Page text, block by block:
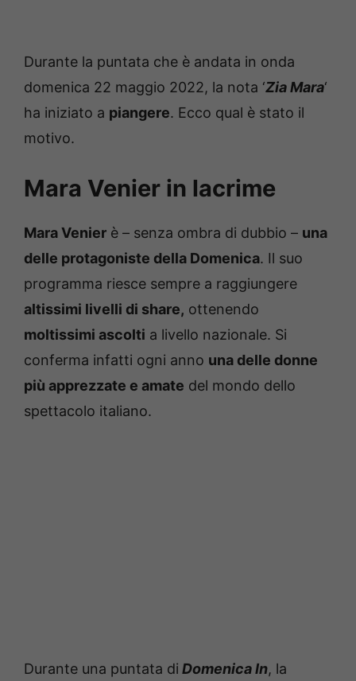
Durante la puntata che è andata in onda
domenica 22 maggio 2022, la nota ‘Zia Mara‘
ha iniziato a piangere. Ecco qual è stato il
motivo.
Mara Venier in lacrime
Mara Venier è – senza ombra di dubbio – una
delle protagoniste della Domenica. Il suo
programma riesce sempre a raggiungere
altissimi livelli di share, ottenendo
moltissimi ascolti a livello nazionale. Si
conferma infatti ogni anno una delle donne
più apprezzate e amate del mondo dello
spettacolo italiano.
Durante una puntata di Domenica In, la